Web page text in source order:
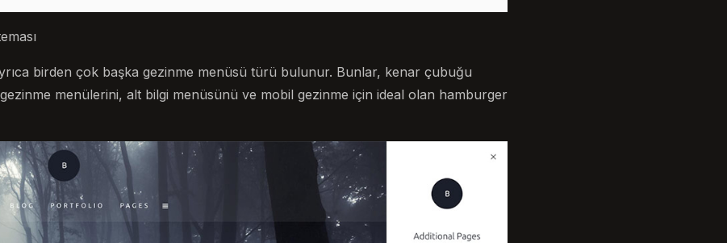
birden çok başka gezinme menüsü türü bulunur. Bunlar, kenar çubuğu
menülerini, alt bilgi menüsünü ve mobil gezinme için ideal olan hamburger